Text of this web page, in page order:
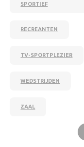
SPORTIEF
RECREANTEN
TV-SPORTPLEZIER
WEDSTRIJDEN
ZAAL